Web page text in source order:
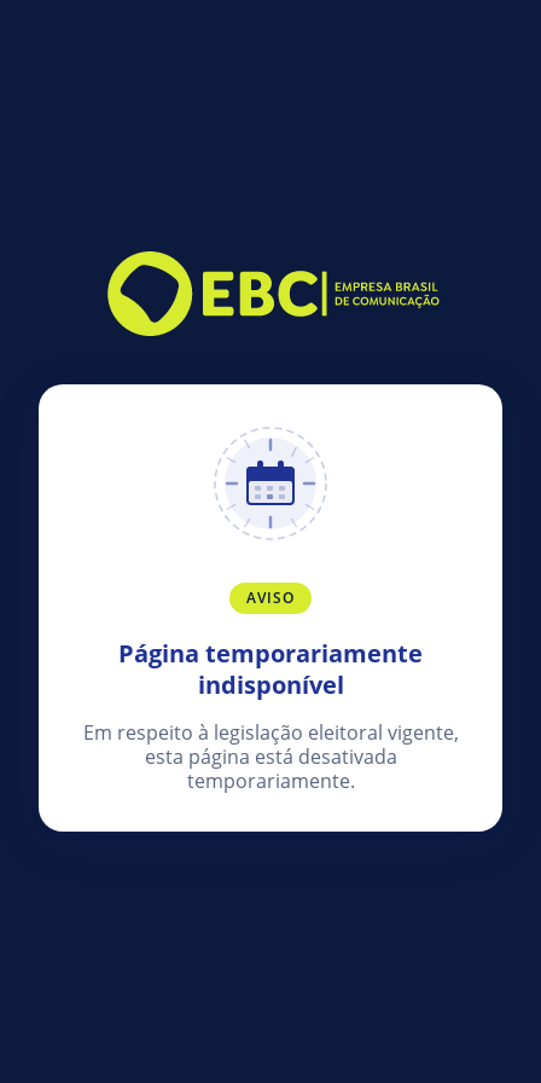
AVISO
Página temporariamente
indisponível
Em respeito à legislação eleitoral vigente,
esta página está desativada
temporariamente.